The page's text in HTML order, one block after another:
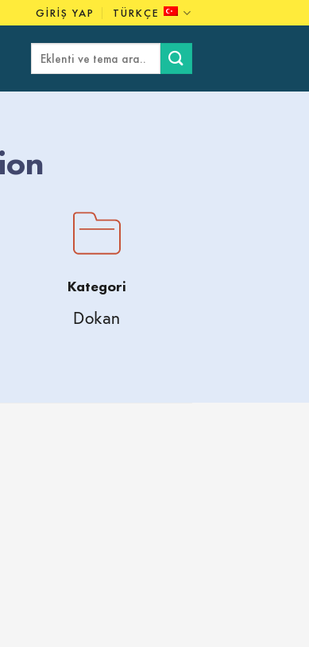
GIRIŞ YAP TÜRKÇE
Ara:
Kategori
Dokan